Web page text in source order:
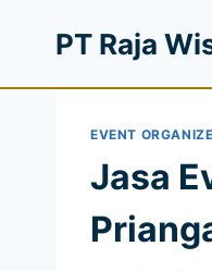
PT Raja
EVENT
Jasa